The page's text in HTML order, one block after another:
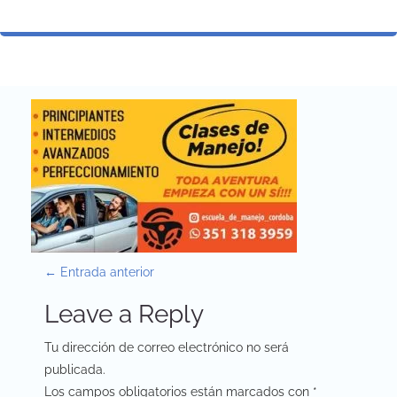
P
o
s
t
← Entrada anterior
Leave a Reply
Tu dirección de correo electrónico no será
publicada.
Los campos obligatorios están marcados con *